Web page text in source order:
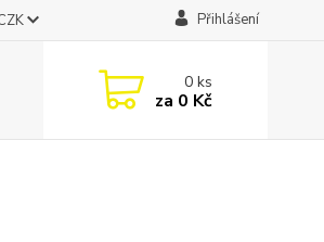
Přihlášení
0ks
za 0 Kč